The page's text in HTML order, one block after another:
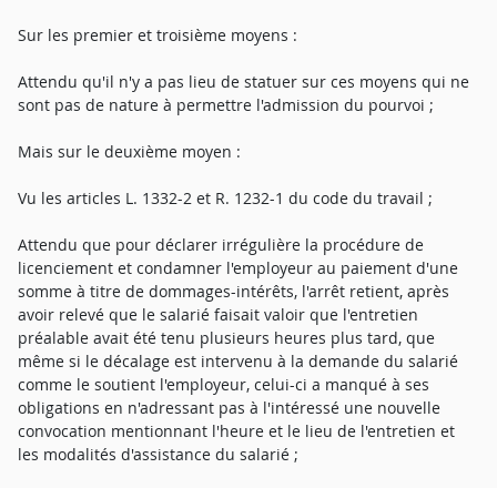
Sur les premier et troisième moyens :
Attendu qu'il n'y a pas lieu de statuer sur ces moyens qui ne
sont pas de nature à permettre l'admission du pourvoi ;
Mais sur le deuxième moyen :
Vu les articles L. 1332-2 et R. 1232-1 du code du travail ;
Attendu que pour déclarer irrégulière la procédure de
licenciement et condamner l'employeur au paiement d'une
somme à titre de dommages-intérêts, l'arrêt retient, après
avoir relevé que le salarié faisait valoir que l'entretien
préalable avait été tenu plusieurs heures plus tard, que
même si le décalage est intervenu à la demande du salarié
comme le soutient l'employeur, celui-ci a manqué à ses
obligations en n'adressant pas à l'intéressé une nouvelle
convocation mentionnant l'heure et le lieu de l'entretien et
les modalités d'assistance du salarié ;